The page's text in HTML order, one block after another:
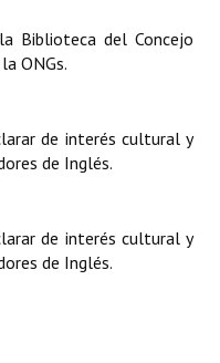
Biblioteca del Concejo
ONGs.
de interés cultural y
de Inglés.
de interés cultural y
de Inglés.